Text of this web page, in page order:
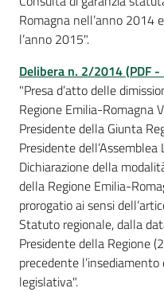
Romagna nell’anno 2014
l’anno 2015".
Delibera n. 2/2014(PDF -
"Presa d’atto delle
Regione Emilia-Romagna
Presidente della Giunta
Presidente
Dichiarazione della
della Regione Emilia-
prorogatio ai sensi
Statuto regionale, dalla
Presidente della Regione
precedente
legislativa".